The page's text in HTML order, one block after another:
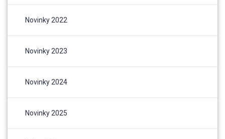
Novinky 2022
Novinky 2023
Novinky 2024
Novinky 2025